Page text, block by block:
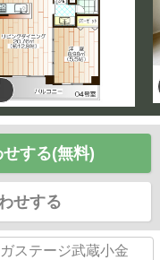
する(無料)
せする
ステージ武蔵小金